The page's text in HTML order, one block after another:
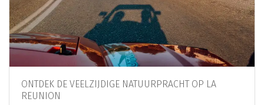
ONTDEK DE VEELZIJDIGE NATUURPRACHT OP LA
REUNION